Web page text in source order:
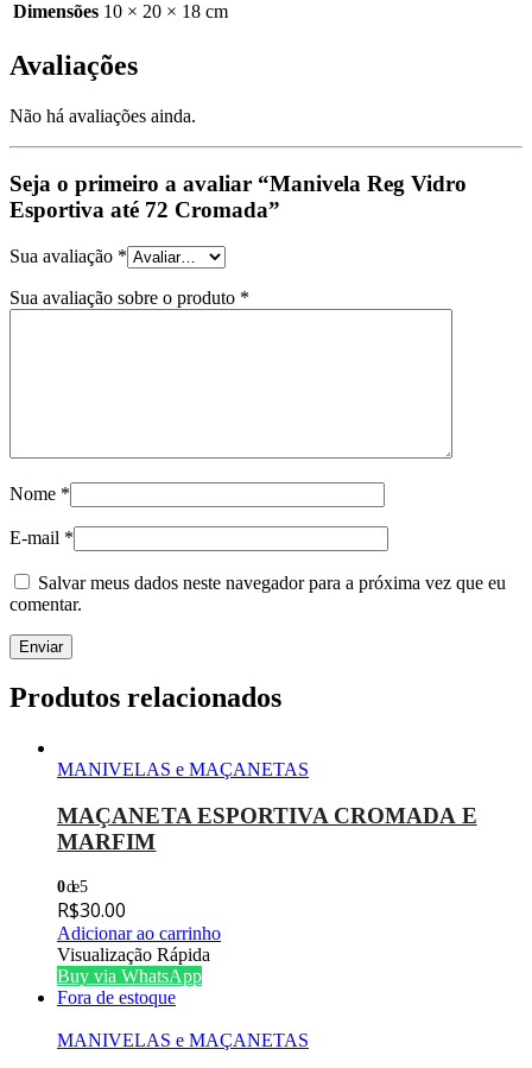
Dimensões 10 × 20 × 18 cm
Avaliações
Não há avaliações ainda.
Seja o primeiro a avaliar “Manivela Reg Vidro
Esportiva até 72 Cromada”
Sua avaliação *
Sua avaliação sobre o produto *
Nome *
E-mail *
Salvar meus dados neste navegador para a próxima vez que eu
comentar.
Produtos relacionados
MANIVELAS e MAÇANETAS
MAÇANETA ESPORTIVA CROMADA E
MARFIM
0de 5
R$30.00
Adicionar ao carrinho
Visualização Rápida
Buy via WhatsApp
Fora de estoque
MANIVELAS e MAÇANETAS